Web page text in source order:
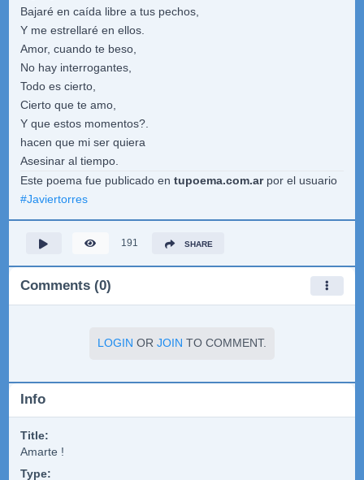
Bajaré en caída libre a tus pechos,
Y me estrellaré en ellos.
Amor, cuando te beso,
No hay interrogantes,
Todo es cierto,
Cierto que te amo,
Y que estos momentos?.
hacen que mi ser quiera
Asesinar al tiempo.
Este poema fue publicado en tupoema.com.arpor el usuario
#Javiertorres
191 SHARE
Comments (0)
LOGIN OR JOIN TO COMMENT.
Info
Title:
Amarte !
Type: